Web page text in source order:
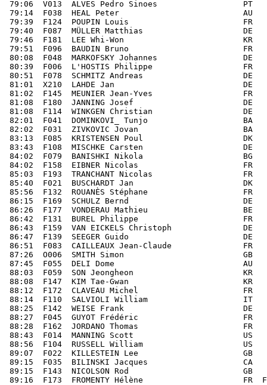
79:06  V013  ALVES Pedro Sinoes                  PT     VS
79:14  F038  HEAL Peter                          AU     VS
79:39  F124  POUPIN Louis                        FR
79:40  F087  MÜLLER Matthias                     DE     VS
79:46  F181  LEE Whi-Won                         KR     VS
79:51  F096  BAUDIN Bruno                        FR
80:08  F048  MARKOFSKY Johannes                  DE     VS
80:39  F006  L'HOSTIS Philippe                   FR
80:51  F078  SCHMITZ Andreas                     DE
81:01  X210  LAHDE Jan                           DE     VS
81:02  F145  MEUNIER Jean-Yves                   FR
81:08  F180  JANNING Josef                       DE     VS
81:08  F114  WINKGEN Christian                   DE
82:01  F041  DOMINKOVI_ Tunjo                    BA     VS
82:02  F031  ZIVKOVIC Jovan                      BA     VS
83:13  F085  KRISTENSEN Poul                     DK     VS
83:43  F108  MISCHKE Carsten                     DE
84:02  F079  BANISHKI Nikola                     BG
84:02  F158  EIBNER Nicolas                      FR
85:03  F193  TRANCHANT Nicolas                   FR
85:40  F021  BUSCHARDT Jan                       DK     VS
85:56  F132  ROUANÈS Stéphane                    FR
86:15  F169  SCHULZ Bernd                        DE     VS
86:26  F177  VONDERAU Mathieu                    BE
86:42  F131  BUREL Philippe                      FR
86:43  F159  VAN EICKELS Christoph               DE
86:47  F139  SEEGER Guido                        DE     VS
86:51  F083  CAILLEAUX Jean-Claude               FR
87:26  O006  SMITH Simon                         GB
87:45  F055  DELI Dome                           AU     VS
88:03  F059  SON Jeongheon                       KR     VS
88:08  F147  KIM Tae-Gwan                        KR     VS
88:12  F172  CLAVEAU Michel                      FR
88:14  F110  SALVIOLI William                    IT     VS
88:25  F142  WEISE Frank                         DE
88:27  F045  GUYOT Frédéric                      FR
88:28  F162  JORDANO Thomas                      FR
88:43  F014  MANNING Scott                       US     VS
88:56  F104  RUSSELL William                     US     VS
89:07  F022  KILLESTEIN Lee                      GB     VS
89:15  F035  BILINSKI Jacques                    CA
89:15  F143  NICOLSON Rod                        GB
89:16  F173  FROMENTY Hélène                     FR  F